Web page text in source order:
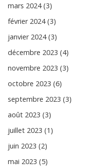
mars 2024 (3)
février 2024 (3)
janvier 2024 (3)
décembre 2023 (4)
novembre 2023 (3)
octobre 2023 (6)
septembre 2023 (3)
août 2023 (3)
juillet 2023 (1)
juin 2023 (2)
mai 2023 (5)